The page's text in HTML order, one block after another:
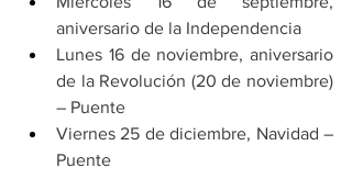
aniversario de la Independencia
Lunes 16 de noviembre, aniversario
de la Revolución (20 de noviembre)
– Puente
Viernes 25 de diciembre, Navidad –
Puente